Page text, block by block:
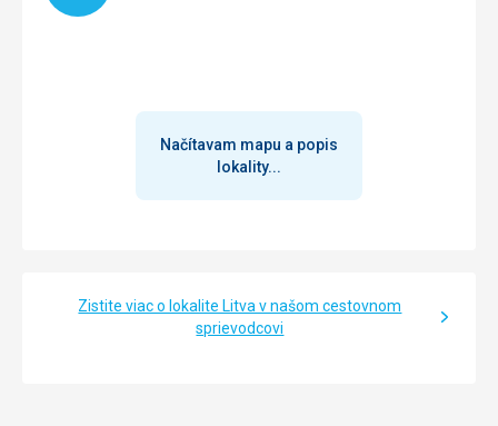
Načítavam mapu a popis
lokality...
Zistite viac o lokalite Litva v našom cestovnom
sprievodcovi